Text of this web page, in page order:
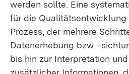
werden sollte. Eine
für die Qualitätsentwicklung
Prozess, der mehrere
Datenerhebung bzw. -
bis hin zur Interpretation